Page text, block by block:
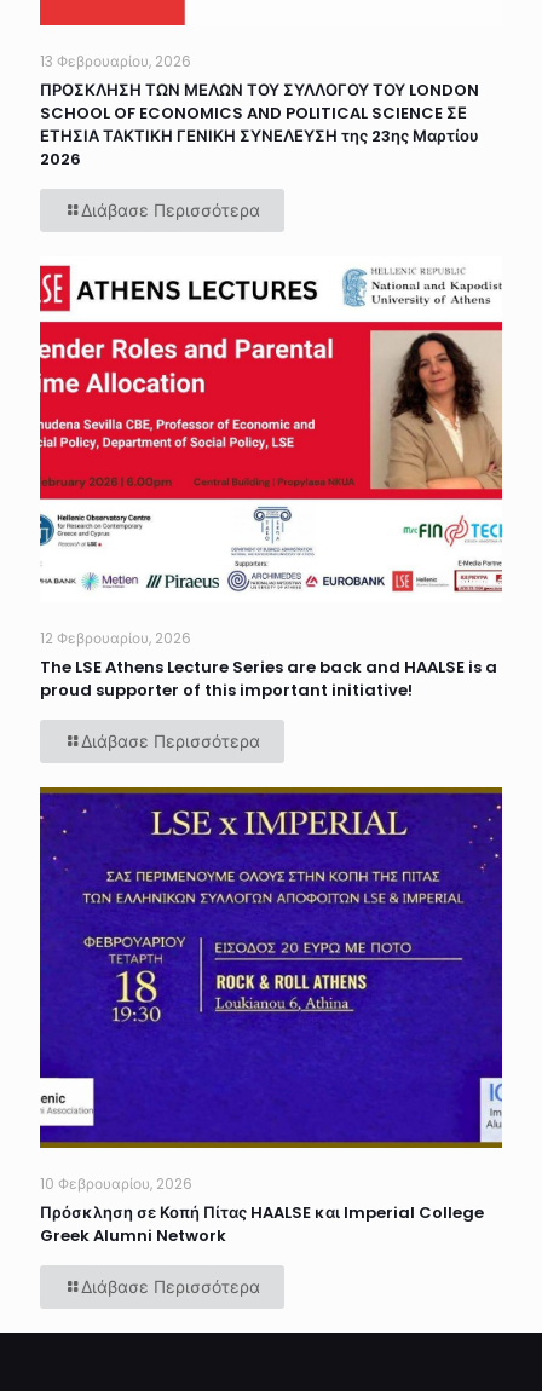
13 Φεβρουαρίου, 2026
ΠΡΟΣΚΛΗΣΗ ΤΩΝ ΜΕΛΩΝ ΤΟΥ ΣΥΛΛΟΓΟΥ ΤΟΥ LONDON
SCHOOL OF ECONOMICS AND POLITICAL SCIENCE ΣΕ
ΕΤΗΣΙΑ ΤΑΚΤΙΚΗ ΓΕΝΙΚΗ ΣΥΝΕΛΕΥΣΗ της 23ης Μαρτίου
2026
Διάβασε Περισσότερα
12 Φεβρουαρίου, 2026
The LSE Athens Lecture Series are back and HAALSE is a
proud supporter of this important initiative!
Διάβασε Περισσότερα
10 Φεβρουαρίου, 2026
Πρόσκληση σε Κοπή Πίτας HAALSE και Imperial College
Greek Alumni Network
Διάβασε Περισσότερα